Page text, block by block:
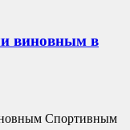
виновным в
Спортивным